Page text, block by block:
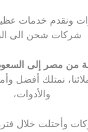
ونقدم خدمات
شركات شحن الى
مصر إلى
نمتلك أفضل
والأدوات،
وأحتلت خلال